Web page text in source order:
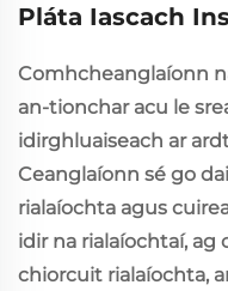
Pláta Iascach
Comhcheanglaíonn
an-tionchar acu le
idirghluaiseach ar
Ceanglaíonn sé go
rialaíochta agus
idir na rialaíochtaí, ag
chiorcuit rialaíochta,